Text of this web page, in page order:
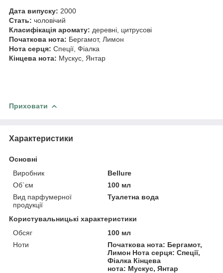
Дата випуску: 2000
Стать: чоловічий
Класифікація аромату: деревні, цитрусові
Початкова нота: Бергамот, Лимон
Нота серця: Спеції, Фіалка
Кінцева нота: Мускус, Янтар
Приховати
Характеристики
Основні
Виробник
Bellure
Об`єм
100 мл
Вид парфумерної
продукції
Туалетна вода
Користувальницькі характеристики
Обсяг
100 мл
Ноти
Початкова нота: Бергамот,
Лимон Нота серця: Спеції,
Фіалка Кінцева
нота: Мускус, Янтар